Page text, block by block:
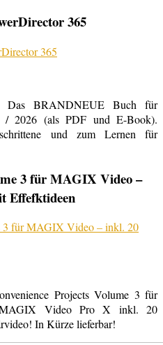
365
Das BRANDNEUE Buch für
/ 2026 (als PDF und E-Book).
und zum Lernen für
3 für MAGIX Video –
Effefktideen
Projects Volume 3 für
Video Pro X inkl. 20
In Kürze lieferbar!